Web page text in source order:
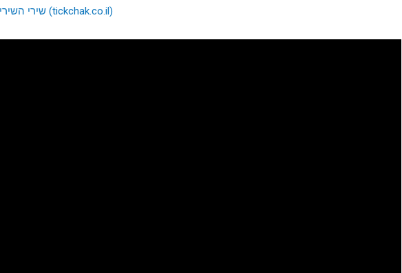
שירי השירים אשר לשלמה 27 | שרים קרליבך – טיקצ’אק (tickchak.co.il)